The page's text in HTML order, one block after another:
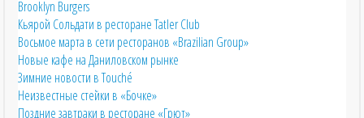
Brooklyn Burgers
Кьярой Сольдати в ресторане Tatler Club
Восьмое марта в сети ресторанов «Brazilian Group»
Новые кафе на Даниловском рынке
Зимние новости в Touché
Неизвестные стейки в «Бочке»
Поздние завтраки в ресторане «Грют»
Метро:Краснопресненская
Адрес: г. Москва, Глубокий переулок, дом 1/2
Контактный телефон:(495) 605-19-97
Сайт: http://www.317.ru/
E-mail:нет
Режим работы:С 11.00 до 23.00